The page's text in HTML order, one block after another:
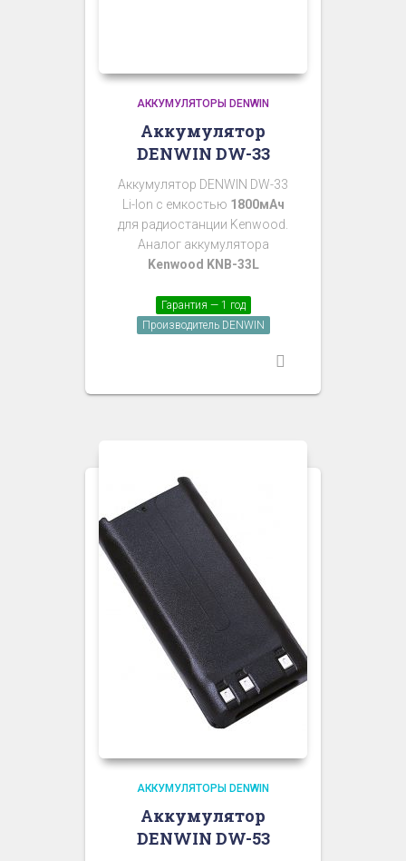
АККУМУЛЯТОРЫ DENWIN
Аккумулятор
DENWIN DW-33
Аккумулятор DENWIN DW-33
Li-Ion с емкостью 1800мАч
для радиостанции Kenwood.
Аналог аккумулятора
Kenwood KNB-33L
Гарантия — 1 год
Производитель DENWIN
АККУМУЛЯТОРЫ DENWIN
Аккумулятор
DENWIN DW-53